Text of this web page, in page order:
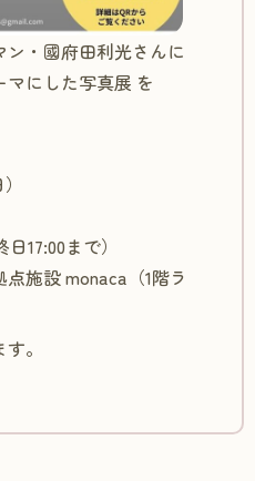
・國府田利光さんに
にした写真展 を
17:00まで）
施設 monaca（1階ラ
。